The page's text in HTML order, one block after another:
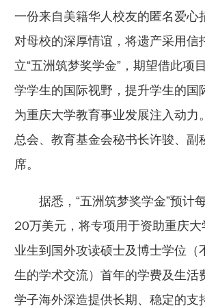
一份来自美籍华人校友的匿名爱心
对母校的深厚情谊，将遗产采用信
立“五洲筑梦奖学金”，期望借此项
学学生的国际视野，提升学生的国
为重庆大学教育事业发展注入动力
总会、教育基金会秘书长许骏、副
席。
据悉，“五洲筑梦奖学金”预计
20万美元，将专项用于资助重庆
业生到国外攻读硕士及博士学位（
生的学术交流）首年的学费及生活
学子海外深造提供长期、稳定的支